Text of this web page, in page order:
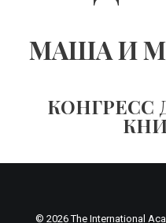
МАША И
КОНГРЕСС
© 2026 The International